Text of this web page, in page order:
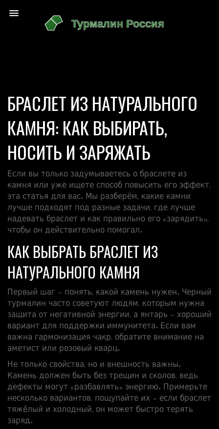
БРАСЛЕТ ИЗ НАТУРАЛЬНОГО
КАМНЯ: КАК ВЫБИРАТЬ,
НОСИТЬ И ЗАРЯЖАТЬ
Если вы только задумываетесь о браслете из
камня или уже ищете способ повысить его эффект,
эта статья для вас. Мы разберём, какие камни
лучше подходят под разные задачи, где лучше
надевать браслет и как правильно его «зарядить»,
чтобы он действительно помогал.
КАК ВЫБРАТЬ БРАСЛЕТ ИЗ
НАТУРАЛЬНОГО КАМНЯ
Первый шаг – понять, какой камень нужен. Черный
турмалин часто советуют людям, которым нужна
защита от негативной энергии, а янтарь – хороший
вариант для поддержки иммунитета. Если вам
важна гармонизация чакр, обратите внимание на
аметист или розовый кварц.
Не только свойства, но и внешность важны.
Камень должен быть без трещин и сколов, ведь
дефекты могут «разбавлять» энергию. Примерьте
несколько вариантов, пощупайте их – если браслет
тяжёлый и холодный, он может быстро терять
заряд.